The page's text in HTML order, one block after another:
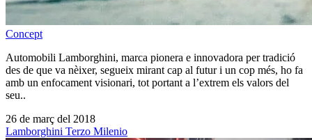
Concept
Automobili Lamborghini, marca pionera e innovadora per tradició
des de que va nèixer, segueix mirant cap al futur i un cop més, ho fa
amb un enfocament visionari, tot portant a l’extrem els valors del
seu..
26 de març del 2018
Lamborghini Terzo Milenio